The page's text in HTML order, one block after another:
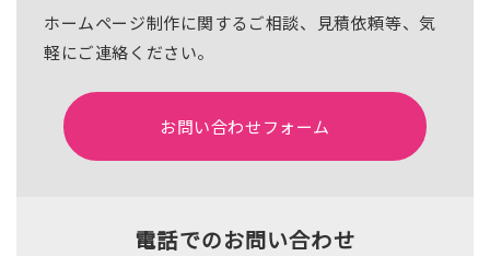
ホームページ制作に関するご相談、見積依頼等、気
軽にご連絡ください。
お問い合わせフォーム
電話でのお問い合わせ